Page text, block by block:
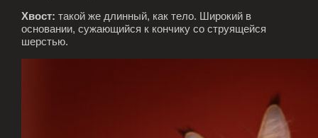
Хвост:такой же длинный, как тело. Широкий в
основании, сужающийся к кончику со струящейся
шерстью.